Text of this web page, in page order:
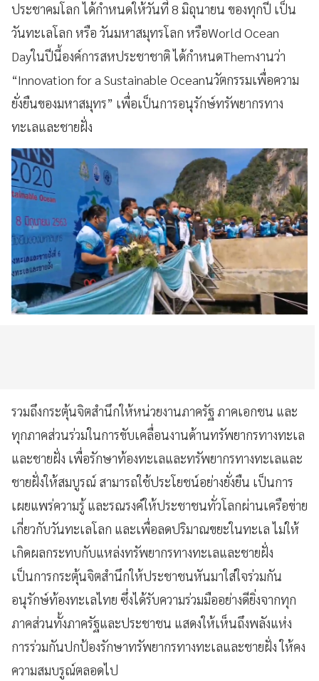
ประชาคมโลก ได้กำหนดให้วันที่ 8 มิถุนายน ของทุกปี เป็น
วันทะเลโลก หรือ วันมหาสมุทรโลก หรือWorld Ocean
Dayในปีนี้องค์การสหประชาชาติ ได้กำหนดThemงานว่า
“Innovation for a Sustainable Oceanนวัตกรรมเพื่อความ
ยั่งยืนของมหาสมุทร” เพื่อเป็นการอนุรักษ์ทรัพยากรทาง
ทะเลและชายฝั่ง
รวมถึงกระตุ้นจิตสำนึกให้หน่วยงานภาครัฐ ภาคเอกชน และ
ทุกภาคส่วนร่วมในการขับเคลื่อนงานด้านทรัพยากรทางทะเล
และชายฝั่ง เพื่อรักษาท้องทะเลและทรัพยากรทางทะเลและ
ชายฝั่งให้สมบูรณ์ สามารถใช้ประโยชน์อย่างยั่งยืน เป็นการ
เผยแพร่ความรู้ และรณรงค์ให้ประชาชนทั่วโลกผ่านเครือข่าย
เกี่ยวกับวันทะเลโลก และเพื่อลดปริมาณขยะในทะเล ไม่ให้
เกิดผลกระทบกับแหล่งทรัพยากรทางทะเลและชายฝั่ง
เป็นการกระตุ้นจิตสำนึกให้ประชาชนหันมาใส่ใจร่วมกัน
อนุรักษ์ท้องทะเลไทย ซึ่งได้รับความร่วมมืออย่างดียิ่งจากทุก
ภาคส่วนทั้งภาครัฐและประชาชน แสดงให้เห็นถึงพลังแห่ง
การร่วมกันปกป้องรักษาทรัพยากรทางทะเลและชายฝั่ง ให้คง
ความสมบรูณ์ตลอดไป